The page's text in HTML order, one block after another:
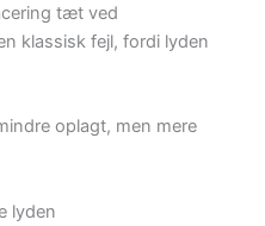
tæt ved
klassisk fejl, fordi lyden
oplagt, men mere
lyden